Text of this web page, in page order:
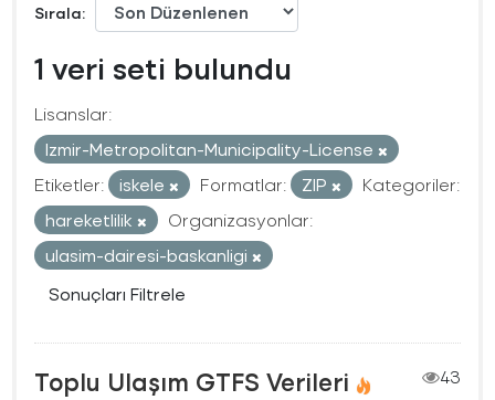
Sırala
1 veri seti bulundu
Lisanslar:
Izmir-Metropolitan-Municipality-License
Etiketler:
iskele Formatlar: ZIP
Kategoriler:
hareketlilik
Organizasyonlar:
ulasim-dairesi-baskanligi
Sonuçları Filtrele
Toplu Ulaşım GTFS Verileri
43